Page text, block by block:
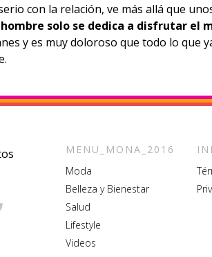
con la relación, ve más allá que
hombre solo se dedica a disfrutar el
y es muy doloroso que todo lo que
MENU_MONA_2016
Moda
Belleza y Bienestar
Salud
Lifestyle
Videos